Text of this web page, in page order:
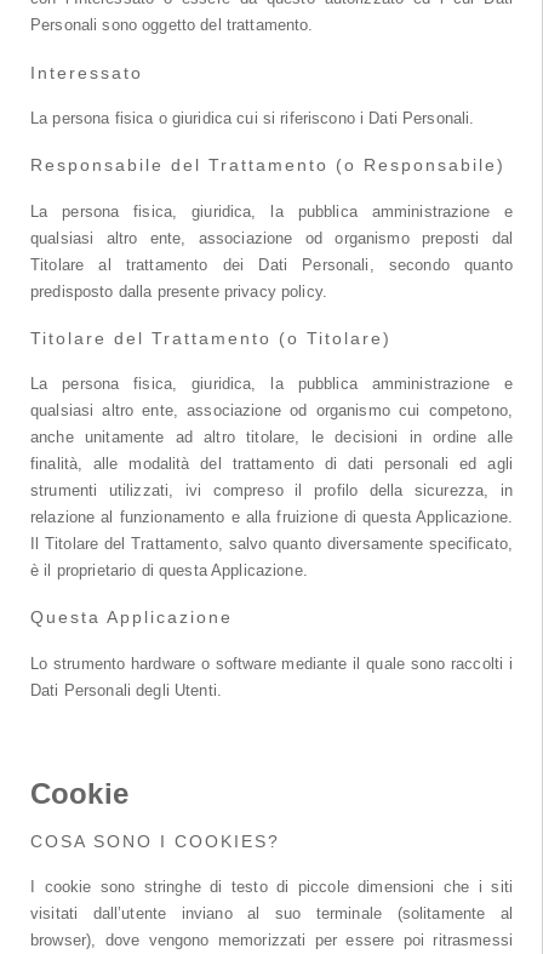
Personali sono oggetto del trattamento.
Interessato
La persona fisica o giuridica cui si riferiscono i Dati Personali.
Responsabile del Trattamento (o Responsabile)
La persona fisica, giuridica, la pubblica amministrazione e
qualsiasi altro ente, associazione od organismo preposti dal
Titolare al trattamento dei Dati Personali, secondo quanto
predisposto dalla presente privacy policy.
Titolare del Trattamento (o Titolare)
La persona fisica, giuridica, la pubblica amministrazione e
qualsiasi altro ente, associazione od organismo cui competono,
anche unitamente ad altro titolare, le decisioni in ordine alle
finalità, alle modalità del trattamento di dati personali ed agli
strumenti utilizzati, ivi compreso il profilo della sicurezza, in
relazione al funzionamento e alla fruizione di questa Applicazione.
Il Titolare del Trattamento, salvo quanto diversamente specificato,
è il proprietario di questa Applicazione.
Questa Applicazione
Lo strumento hardware o software mediante il quale sono raccolti i
Dati Personali degli Utenti.
Cookie
COSA SONO I COOKIES?
I cookie sono stringhe di testo di piccole dimensioni che i siti
visitati dall’utente inviano al suo terminale (solitamente al
browser), dove vengono memorizzati per essere poi ritrasmessi